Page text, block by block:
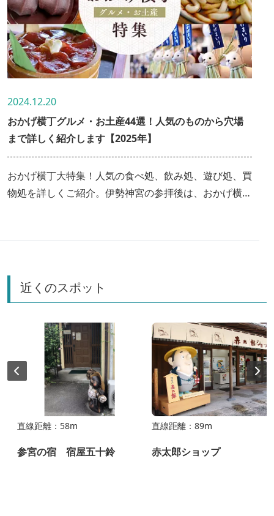
2024.12.20
おかげ横丁グルメ・お土産44選！人気のものから穴場
まで詳しく紹介します【2025年】
おかげ横丁大特集！人気の食べ処、飲み処、遊び処、買
物処を詳しくご紹介。伊勢神宮の参拝後は、おかげ横丁
近くのスポット
直線距離：58m
参宮の宿 宿屋五十鈴
直線距離：89m
赤太郎ショップ